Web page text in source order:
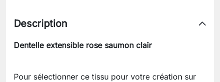
Description
Dentelle extensible rose saumon clair
Pour sélectionner ce tissu pour votre création sur